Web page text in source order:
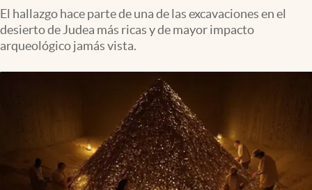
Clima
Espiritualidad
El hallazgo hace parte de una de las excavaciones en el
desierto de Judea más ricas y de mayor impacto
arqueológico jamás vista.